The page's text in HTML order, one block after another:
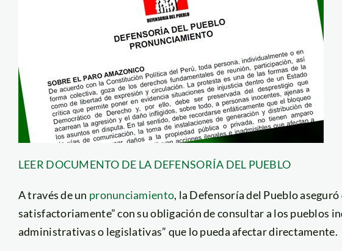
LEER DOCUMENTO DE LA DEFENSORÍA DEL PUEBLO
A través de un pronunciamiento, la Defensoría del Pueblo
satisfactoriamente” con su obligación de consultar a los pueblos
administrativas o legislativas” que lo pueda afectar directamente.